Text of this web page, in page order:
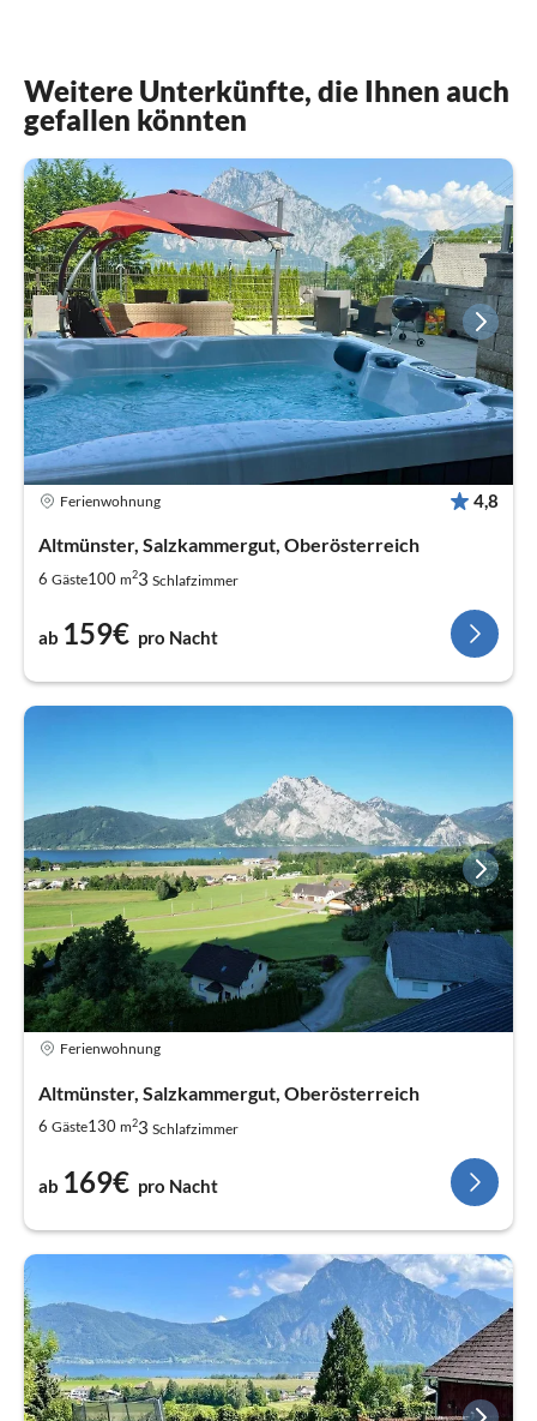
Weitere Unterkünfte, die Ihnen auch
gefallen könnten
Ferienwohnung 4,8
Altmünster, Salzkammergut, Oberösterreich
6 Gäste100 m23 Schlafzimmer
ab 159€ pro Nacht
Ferienwohnung
Altmünster, Salzkammergut, Oberösterreich
6 Gäste130 m23 Schlafzimmer
ab 169€ pro Nacht